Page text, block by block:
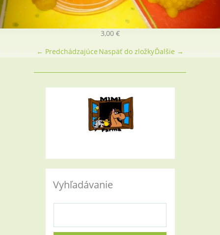
3,00 €
← Predchádzajúce
Ďalšie →
Naspäť do zložky
Vyhľadávanie